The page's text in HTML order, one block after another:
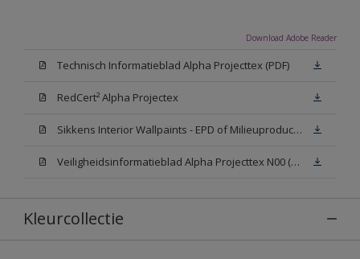
Download Adobe Reader
Technisch Informatieblad Alpha Projecttex (PDF)
RedCert² Alpha Projectex
Sikkens Interior Wallpaints - EPD of Milieuproductverklaring
Veiligheidsinformatieblad Alpha Projecttex N00 (MSDS)
Kleurcollectie